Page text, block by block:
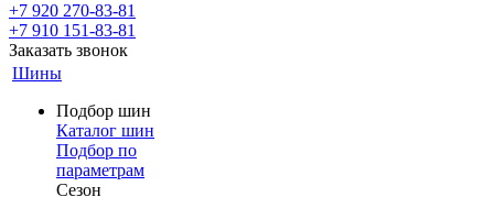
+7 920 270-83-81
+7 910 151-83-81
Заказать звонок
Шины
Подбор шин
Каталог шин
Подбор по
параметрам
Сезон